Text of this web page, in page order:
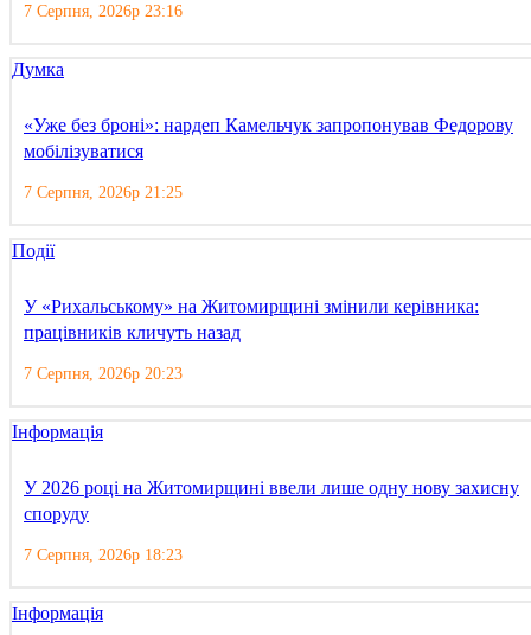
7 Серпня, 2026р 23:16
Думка
«Уже без броні»: нардеп Камельчук запропонував Федорову
мобілізуватися
7 Серпня, 2026р 21:25
Події
У «Рихальському» на Житомирщині змінили керівника:
працівників кличуть назад
7 Серпня, 2026р 20:23
Інформація
У 2026 році на Житомирщині ввели лише одну нову захисну
споруду
7 Серпня, 2026р 18:23
Інформація